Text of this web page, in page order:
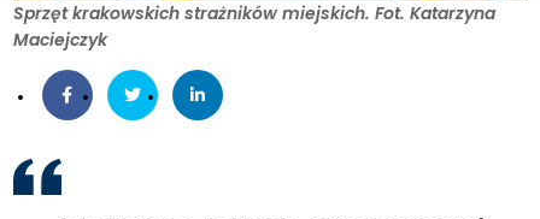
Sprzęt krakowskich strażników miejskich. Fot. Katarzyna
Maciejczyk